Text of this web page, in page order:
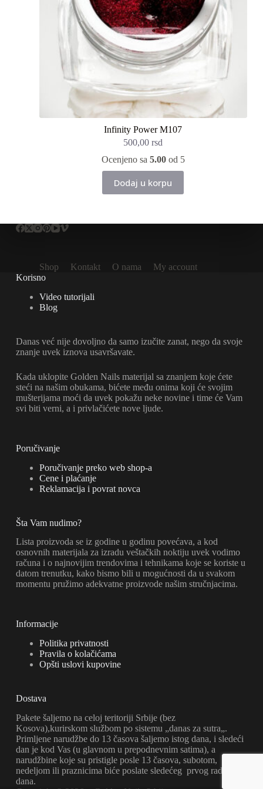
Infinity Power M107
500,00rsd
Ocenjeno sa 5.00od 5
Dodaj u korpu
Shop Kontakt O nama
My account
Korisno
Video tutorijali
Blog
Danas već nije dovoljno da samo izučite zanat, nego da svoje
znanje uvek iznova usavršavate.
Kada uklopite Golden Nails materijal sa znanjem koje ćete
steći na našim obukama, bićete među onima koji će svojim
mušterijama moći da uvek pokažu neke novine i time će Vam
svi biti verni, a i privlačićete nove ljude.
Poručivanje
Poručivanje preko web shop-a
Cene i plaćanje
Reklamacija i povrat novca
Šta Vam nudimo?
Lista proizvoda se iz godine u godinu povećava, a kod
osnovnih materijala za izradu veštačkih noktiju uvek vodimo
računa i o najnovijim trendovima i tehnikama koje se koriste u
datom trenutku, kako bismo bili u mogućnosti da u svakom
momentu pružimo adekvatne proizvode našim stručnjacima.
Informacije
Politika privatnosti
Pravila o kolačićama
Opšti uslovi kupovine
Dostava
Pakete šaljemo na celoj teritoriji Srbije (bez
Kosova),kurirskom službom po sistemu „danas za sutra„.
Primljene narudžbe do 13 časova šaljemo istog dana, i sledeći
dan je kod Vas (u glavnom u prepodnevnim satima), a
narudžbine koje su pristigle posle 13 časova, subotom,
nedeljom ili praznicima biće poslate sledećeg prvog radnog
dana.